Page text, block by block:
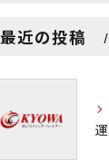
最近の投稿